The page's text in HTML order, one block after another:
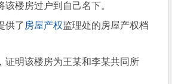
楼房过户到自己名下。
了 房屋产权监理处的房屋产权档
明该楼房为王某和李某共同所